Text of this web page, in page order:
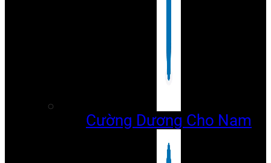
Cường Dương Cho Nam